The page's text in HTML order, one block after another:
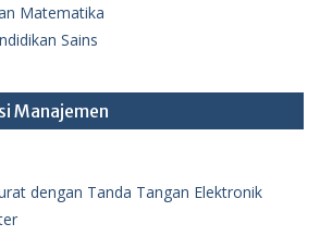
Matematika
Sains
Manajemen
dengan Tanda Tangan Elektronik